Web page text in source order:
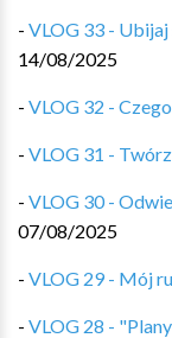
- VLOG 33 -
14/08/2025
- VLOG 32 -
- VLOG 31 -
- VLOG 30 -
07/08/2025
- VLOG 29 - Mój
- VLOG 28 -